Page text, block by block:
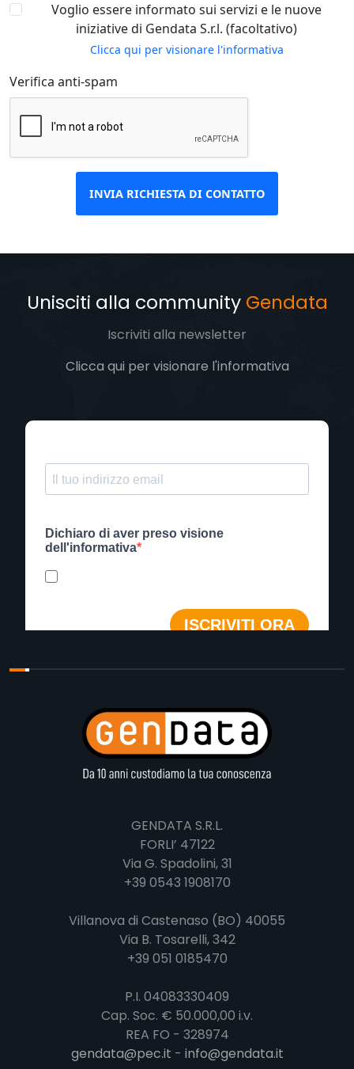
Voglio essere informato sui servizi e le nuove
iniziative di Gendata S.r.l. (facoltativo)
Clicca qui per visionare l'informativa
Verifica anti-spam
INVIA RICHIESTA DI CONTATTO
Unisciti alla community Gendata
Iscriviti alla newsletter
Clicca qui per visionare l'informativa
GENDATA S.R.L.
FORLI’ 47122
Via G. Spadolini, 31
+39 0543 1908170
Villanova di Castenaso (BO) 40055
Via B. Tosarelli, 342
+39 051 0185470
P.I. 04083330409
Cap. Soc. € 50.000,00 i.v.
REA FO - 328974
gendata@pec.it - info@gendata.it